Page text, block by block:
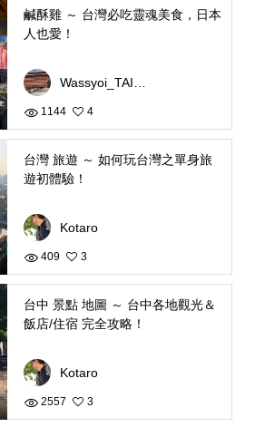
鹹酥雞 ～ 台灣必吃靈魂美食，日本
人也愛！
1144 4
台灣 旅遊 ～ 如何玩台灣之單身旅
遊初體驗！
Kotaro
409 3
台中 景點 地圖 ～ 台中各地觀光＆
飯店/住宿 完全攻略！
Kotaro
2557 3